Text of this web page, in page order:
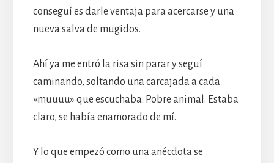
conseguí es darle ventaja para acercarse y una
nueva salva de mugidos.
Ahí ya me entró la risa sin parar y seguí
caminando, soltando una carcajada a cada
«muuuu» que escuchaba. Pobre animal. Estaba
claro, se había enamorado de mí.
Y lo que empezó como una anécdota se